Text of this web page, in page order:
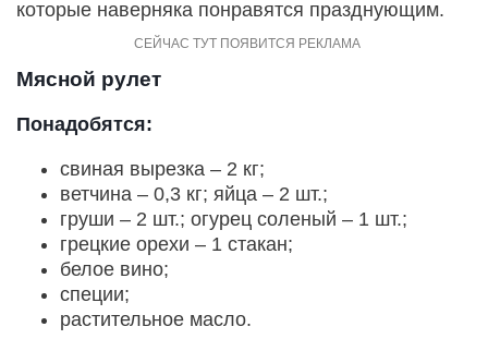
которые наверняка понравятся празднующим.
Мясной рулет
Понадобятся:
свиная вырезка – 2 кг;
ветчина – 0,3 кг; яйца – 2 шт.;
груши – 2 шт.; огурец соленый – 1 шт.;
грецкие орехи – 1 стакан;
белое вино;
специи;
растительное масло.